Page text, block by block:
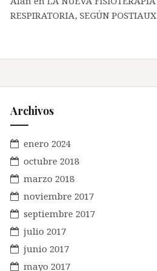
RESPIRATORIA, SEGÚN POSTIAUX
Archivos
enero 2024
octubre 2018
marzo 2018
noviembre 2017
septiembre 2017
julio 2017
junio 2017
mayo 2017